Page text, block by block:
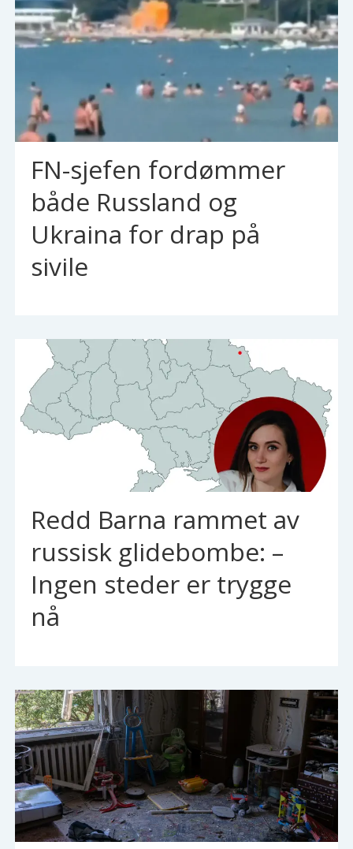
FN-sjefen fordømmer
både Russland og
Ukraina for drap på
sivile
Redd Barna rammet av
russisk glidebombe: –
Ingen steder er trygge
nå